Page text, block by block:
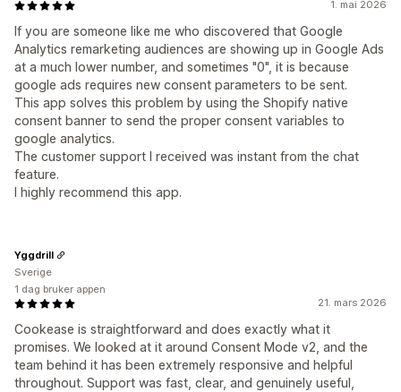
1. mai 2026
If you are someone like me who discovered that Google
Analytics remarketing audiences are showing up in Google Ads
at a much lower number, and sometimes "0", it is because
google ads requires new consent parameters to be sent.
This app solves this problem by using the Shopify native
consent banner to send the proper consent variables to
google analytics.
The customer support I received was instant from the chat
feature.
I highly recommend this app.
21. mars 2026
Cookease is straightforward and does exactly what it
promises. We looked at it around Consent Mode v2, and the
team behind it has been extremely responsive and helpful
throughout. Support was fast, clear, and genuinely useful,
Yggdrill
Sverige
1 dag bruker appen